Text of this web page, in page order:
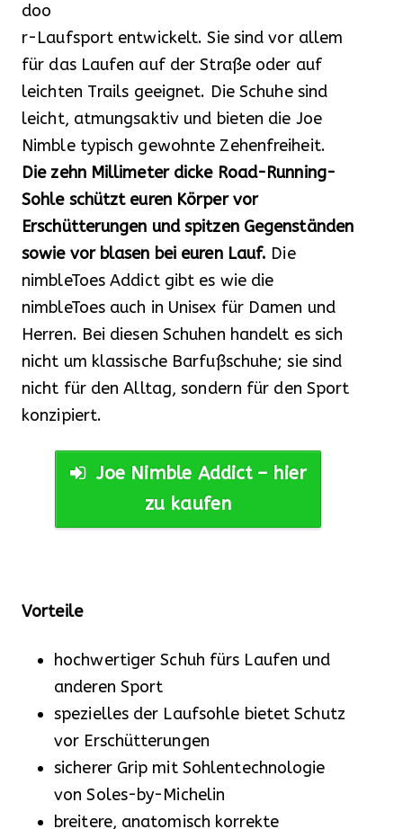
doo
r-Laufsport entwickelt. Sie sind vor allem
für das Laufen auf der Straße oder auf
leichten Trails geeignet. Die Schuhe sind
leicht, atmungsaktiv und bieten die Joe
Nimble typisch gewohnte Zehenfreiheit.
Die zehn Millimeter dicke Road-Running-
Sohle schützt euren Körper vor
Erschütterungen und spitzen Gegenständen
sowie vor blasen bei euren Lauf. Die
nimbleToes Addict gibt es wie die
nimbleToes auch in Unisex für Damen und
Herren. Bei diesen Schuhen handelt es sich
nicht um klassische Barfußschuhe; sie sind
nicht für den Alltag, sondern für den Sport
konzipiert.
Joe Nimble Addict – hier
zu kaufen
Vorteile
hochwertiger Schuh fürs Laufen und
anderen Sport
spezielles der Laufsohle bietet Schutz
vor Erschütterungen
sicherer Grip mit Sohlentechnologie
von Soles-by-Michelin
breitere, anatomisch korrekte